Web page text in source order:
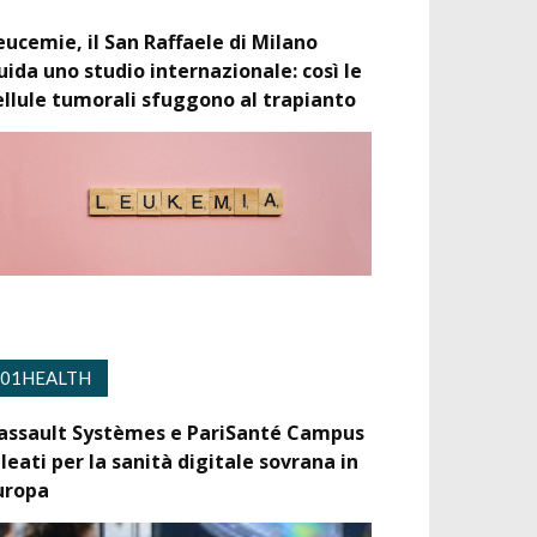
il San Raffaele di Milano
uno studio internazionale: così le
tumorali sfuggono al trapianto
01HEALTH
Systèmes e PariSanté Campus
per la sanità digitale sovrana in